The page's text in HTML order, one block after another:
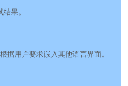
结果。
据用户要求嵌入其他语言界面。